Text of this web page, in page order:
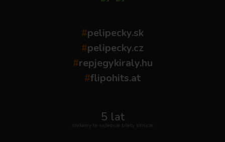
#pelipecky.sk
#pelipecky.cz
#repjegykiraly.hu
#flipohits.at
5 lat
szukamy te najlepsze bilety lotnicze